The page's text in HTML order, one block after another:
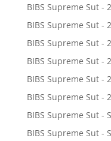
BIBS Supreme Sut -
BIBS Supreme Sut -
BIBS Supreme Sut -
BIBS Supreme Sut -
BIBS Supreme Sut -
BIBS Supreme Sut -
BIBS Supreme Sut -
BIBS Supreme Sut -